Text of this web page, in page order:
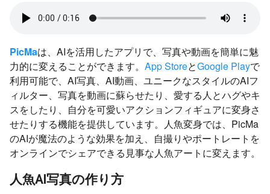
PicMaは、AIを活用したアプリで、写真や動画を簡単に魅
力的に変えることができます。 App StoreとGoogle Playで
利用可能で、AI写真、AI動画、ユニークなスタイルのAIフ
ィルター、写真を動画に蘇らせたり、愛する人とハグやキ
スをしたり、自分を可愛いアクションフィギュアに変身さ
せたりする機能を提供しています。人魚変身では、PicMa
のAIが魔法のような効果を加え、自撮りやポートレートを
オンラインでシェアできる見事な人魚アートに変えます。
人魚AI写真の作り方